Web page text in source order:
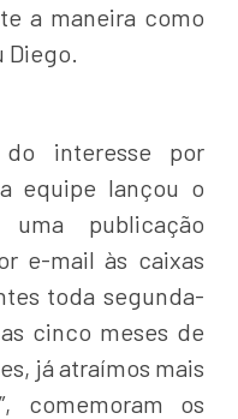
a maneira como
Diego.
interesse por
equipe lançou o
uma publicação
e-mail às caixas
toda segunda-
cinco meses de
já atraímos mais
comemoram os